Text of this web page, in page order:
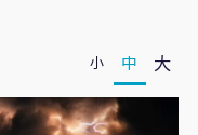
小 中 大